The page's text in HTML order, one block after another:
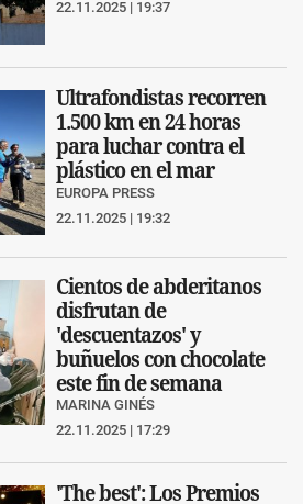
22.11.2025 | 19:37
Ultrafondistas recorren
1.500 km en 24 horas
para luchar contra el
plástico en el mar
EUROPA PRESS
22.11.2025 | 19:32
Cientos de abderitanos
disfrutan de
'descuentazos' y
buñuelos con chocolate
este fin de semana
MARINA GINÉS
22.11.2025 | 17:29
'The best': Los Premios